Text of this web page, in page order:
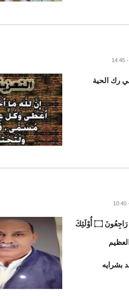
رك الحية
وَبَشِّرِ الصَّابِرِينَ ۝ الَّذِينَ إِذَا أَصَابَتْهُمْ مُصِيبَةٌ قَالُوا إِنَّا لِلَّهِ وَإِنَّا إِلَيْهِ رَاجِعُونَ ۝ أُوْلَئِكَ
بشرايه